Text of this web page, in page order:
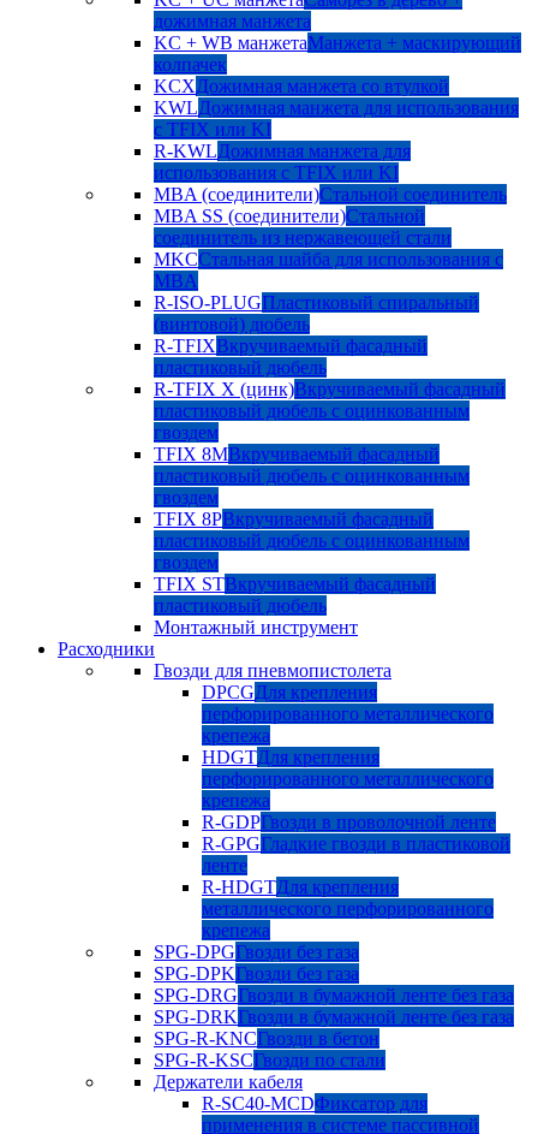
дожимная манжета
KC + WB манжетаМанжета + маскирующий
колпачек
KCXДожимная манжета со втулкой
KWLДожимная манжета для использования
с TFIX или KI
R-KWLДожимная манжета для
использования с TFIX или KI
MBA (соединители)Стальной соединитель
MBA SS (соединители)Стальной
соединитель из нержавеющей стали
MKCСтальная шайба для использования с
MBA
R-ISO-PLUGПластиковый спиральный
(винтовой) дюбель
R-TFIXВкручиваемый фасадный
пластиковый дюбель
R-TFIX X (цинк)Вкручиваемый фасадный
пластиковый дюбель с оцинкованным
гвоздем
TFIX 8MВкручиваемый фасадный
пластиковый дюбель с оцинкованным
гвоздем
TFIX 8PВкручиваемый фасадный
пластиковый дюбель с оцинкованным
гвоздем
TFIX STВкручиваемый фасадный
пластиковый дюбель
Монтажный инструмент
Расходники
Гвозди для пневмопистолета
DPCGДля крепления
перфорированного металлического
крепежа
HDGTДля крепления
перфорированного металлического
крепежа
R-GDPГвозди в проволочной ленте
R-GPGГладкие гвозди в пластиковой
ленте
R-HDGTДля крепления
металлического перфорированного
крепежа
SPG-DPGГвозди без газа
SPG-DPKГвозди без газа
SPG-DRGГвозди в бумажной ленте без газа
SPG-DRKГвозди в бумажной ленте без газа
SPG-R-KNCГвозди в бетон
SPG-R-KSCГвозди по стали
Держатели кабеля
R-SC40-MCDФиксатор для
применения в системе пассивной